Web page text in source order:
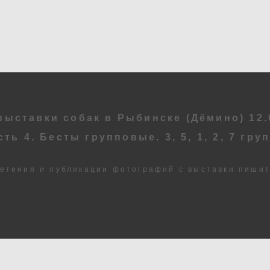
собак в Рыбинске (Дёмино)
4. Бесты групповые. 3, 5, 1, 2, 7
и публикации фотографий с выставки